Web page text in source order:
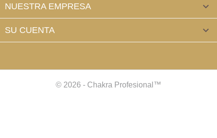
NUESTRA EMPRESA 
SU CUENTA 
© 2026 - Chakra Profesional™